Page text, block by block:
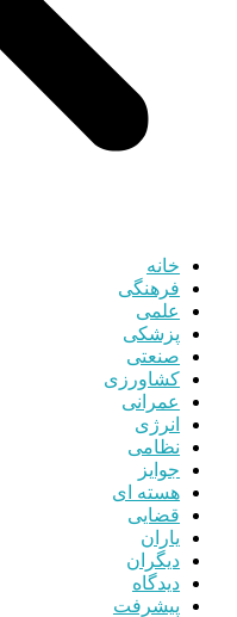
خانه
فرهنگی
علمی
پزشکی
صنعتی
کشاورزی
عمرانی
انرژی
نظامی
جوایز
هسته ای
قضایی
یاران
دیگران
دیدگاه
پیشرفت